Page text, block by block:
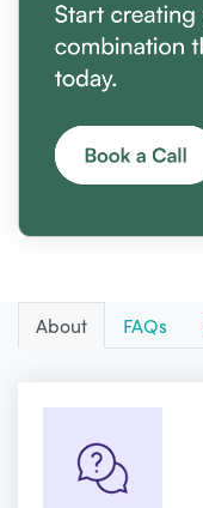
About FAQs